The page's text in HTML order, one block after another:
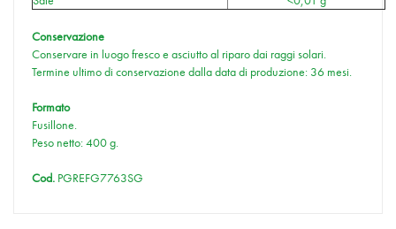
Conservazione
Conservare in luogo fresco e asciutto al riparo dai raggi solari.
Termine ultimo di conservazione dalla data di produzione: 36 mesi.
Formato
Fusillone.
Peso netto: 400 g.
Cod. PGREFG7763SG